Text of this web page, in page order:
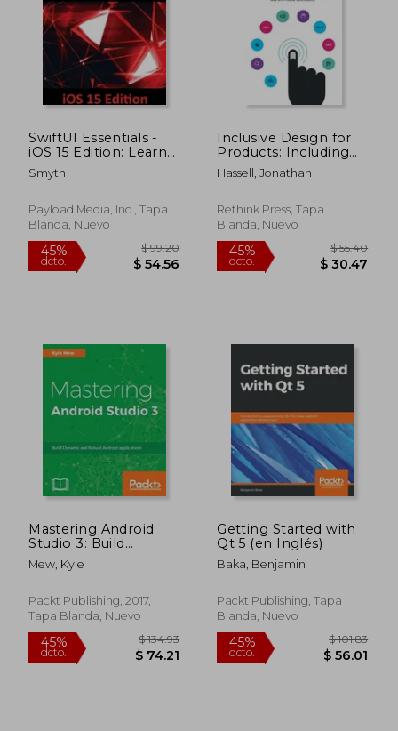
dcto. $ 74.22 dcto.
SwiftUI Essentials -
iOS 15 Edition: Learn
to Develop IOS Apps
Using SwiftUI, Swift
Inglés)
Smyth
Payload Media, Inc., Tapa
Blanda, Nuevo
45%
dcto. $ 54.56
Inclusive Design for
Products: Including
Your Missing 20% by
Embedding Web and
(en Inglés)
Hassell, Jonathan
Rethink Press, Tapa
Blanda, Nuevo
45%
dcto. $
Mastering Android
Studio 3: Build
Dynamic And Robust
Android Applications
Mew, Kyle
Packt Publishing, 2017,
Tapa Blanda, Nuevo
Getting Started with
Qt 5 (en Inglés)
Baka, Benjamin
Packt Publishing, Tapa
Blanda, Nuevo